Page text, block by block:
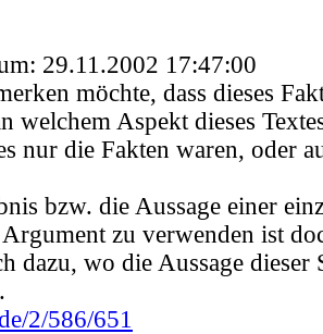
29.11.2002 17:47:00
möchte, dass dieses
welchem Aspekt dieses
nur die Fakten waren, oder
bzw. die Aussage einer
zu verwenden ist
dazu, wo die Aussage
2/586/651